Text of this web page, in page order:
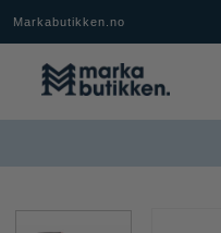
Markabutikken.no